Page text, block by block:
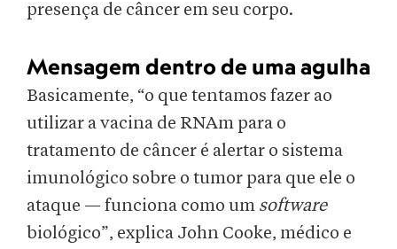
presença de câncer em seu corpo.
Mensagem dentro de uma agulha
Basicamente, “o que tentamos fazer ao
utilizar a vacina de RNAm para o
tratamento de câncer é alertar o sistema
imunológico sobre o tumor para que ele o
ataque — funciona como um software
biológico”, explica John Cooke, médico e